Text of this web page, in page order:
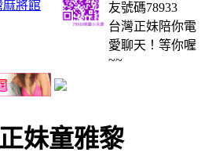
友號碼78933
台灣正妹陪你電
愛聊天！等你喔
~~
妹童雅黎